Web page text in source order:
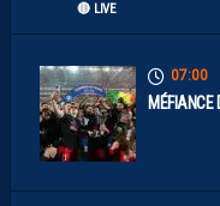
🔴 LIVE
07:00
MÉFIANCE